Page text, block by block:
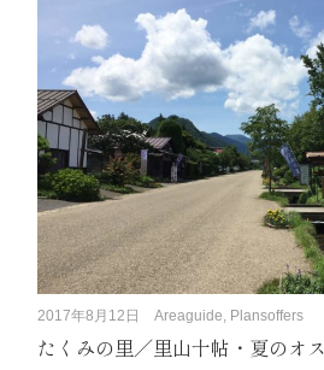
2017年8月12日 Areaguide, Plansoffers
たくみの里／里山十帖・夏のオ